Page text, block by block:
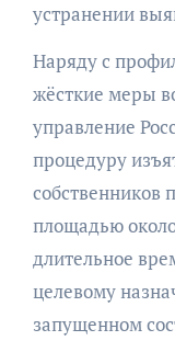
устранении
Наряду с
жёсткие меры
управление
процедуру
собственников
площадью
длительное
целевому
запущенном